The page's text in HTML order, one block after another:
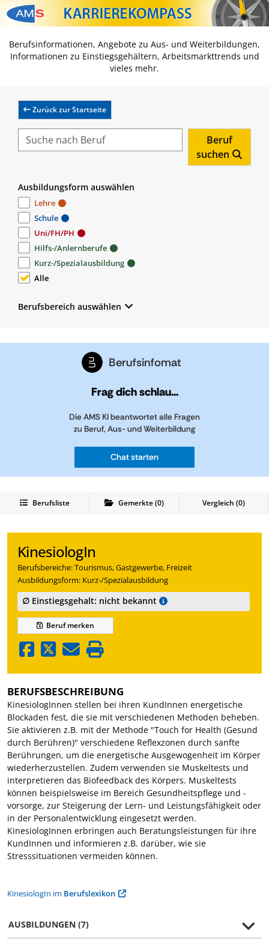
Zum Inhalt springen
Zum Navmenü springen
Zur Suche springen
Zur Footer springen
Berufsinformationen, Angebote zu Aus- und Weiterbildungen,
Informationen zu Einstiegsgehältern, Arbeitsmarkttrends und
vieles mehr.
Zurück zur Startseite
Beruf
suchen
Ausbildungsform auswählen
Lehre
Schule
Uni/FH/PH
Hilfs-/Anlernberufe
Kurz-/Spezialausbildung
Alle
Berufsbereich auswählen
Berufsinfomat
Frag dich schlau...
Die AMS KI beantwortet alle Fragen
zu Beruf, Aus- und Weiterbildung
Chat starten
Berufsliste Gemerkte(0) Vergleich (0)
KinesiologIn
Berufsbereiche: Tourismus, Gastgewerbe, Freizeit
Ausbildungsform: Kurz-/Spezialausbildung
∅ Einstiegsgehalt: nicht bekannt
Berufmerken
BERUFSBESCHREIBUNG
KinesiologInnen stellen bei ihren KundInnen energetische
Blockaden fest, die sie mit verschiedenen Methoden beheben.
Sie aktivieren z.B. mit der Methode "Touch for Health (Gesund
durch Berühren)" verschiedene Reflexzonen durch sanfte
Berührungen, um die energetische Ausgewogenheit im Körper
wiederherzustellen. Zudem verwenden sie Muskeltests und
interpretieren das Biofeedback des Körpers. Muskeltests
können beispielsweise im Bereich Gesundheitspflege und -
vorsorge, zur Steigerung der Lern- und Leistungsfähigkeit oder
in der Personalentwicklung eingesetzt werden.
KinesiologInnen erbringen auch Beratungsleistungen für ihre
KundInnen und informieren z.B. darüber, wie sie
Stresssituationen vermeiden können.
KinesiologIn im Berufslexikon
AUSBILDUNGEN (7)